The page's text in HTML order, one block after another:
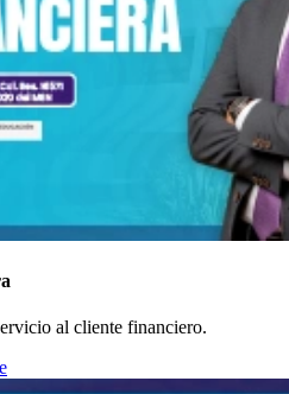
al cliente financiero.